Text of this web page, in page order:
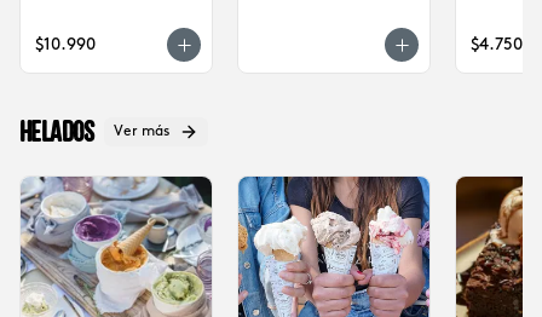
domingo)
$10.990 $4.750
Helados Ver más